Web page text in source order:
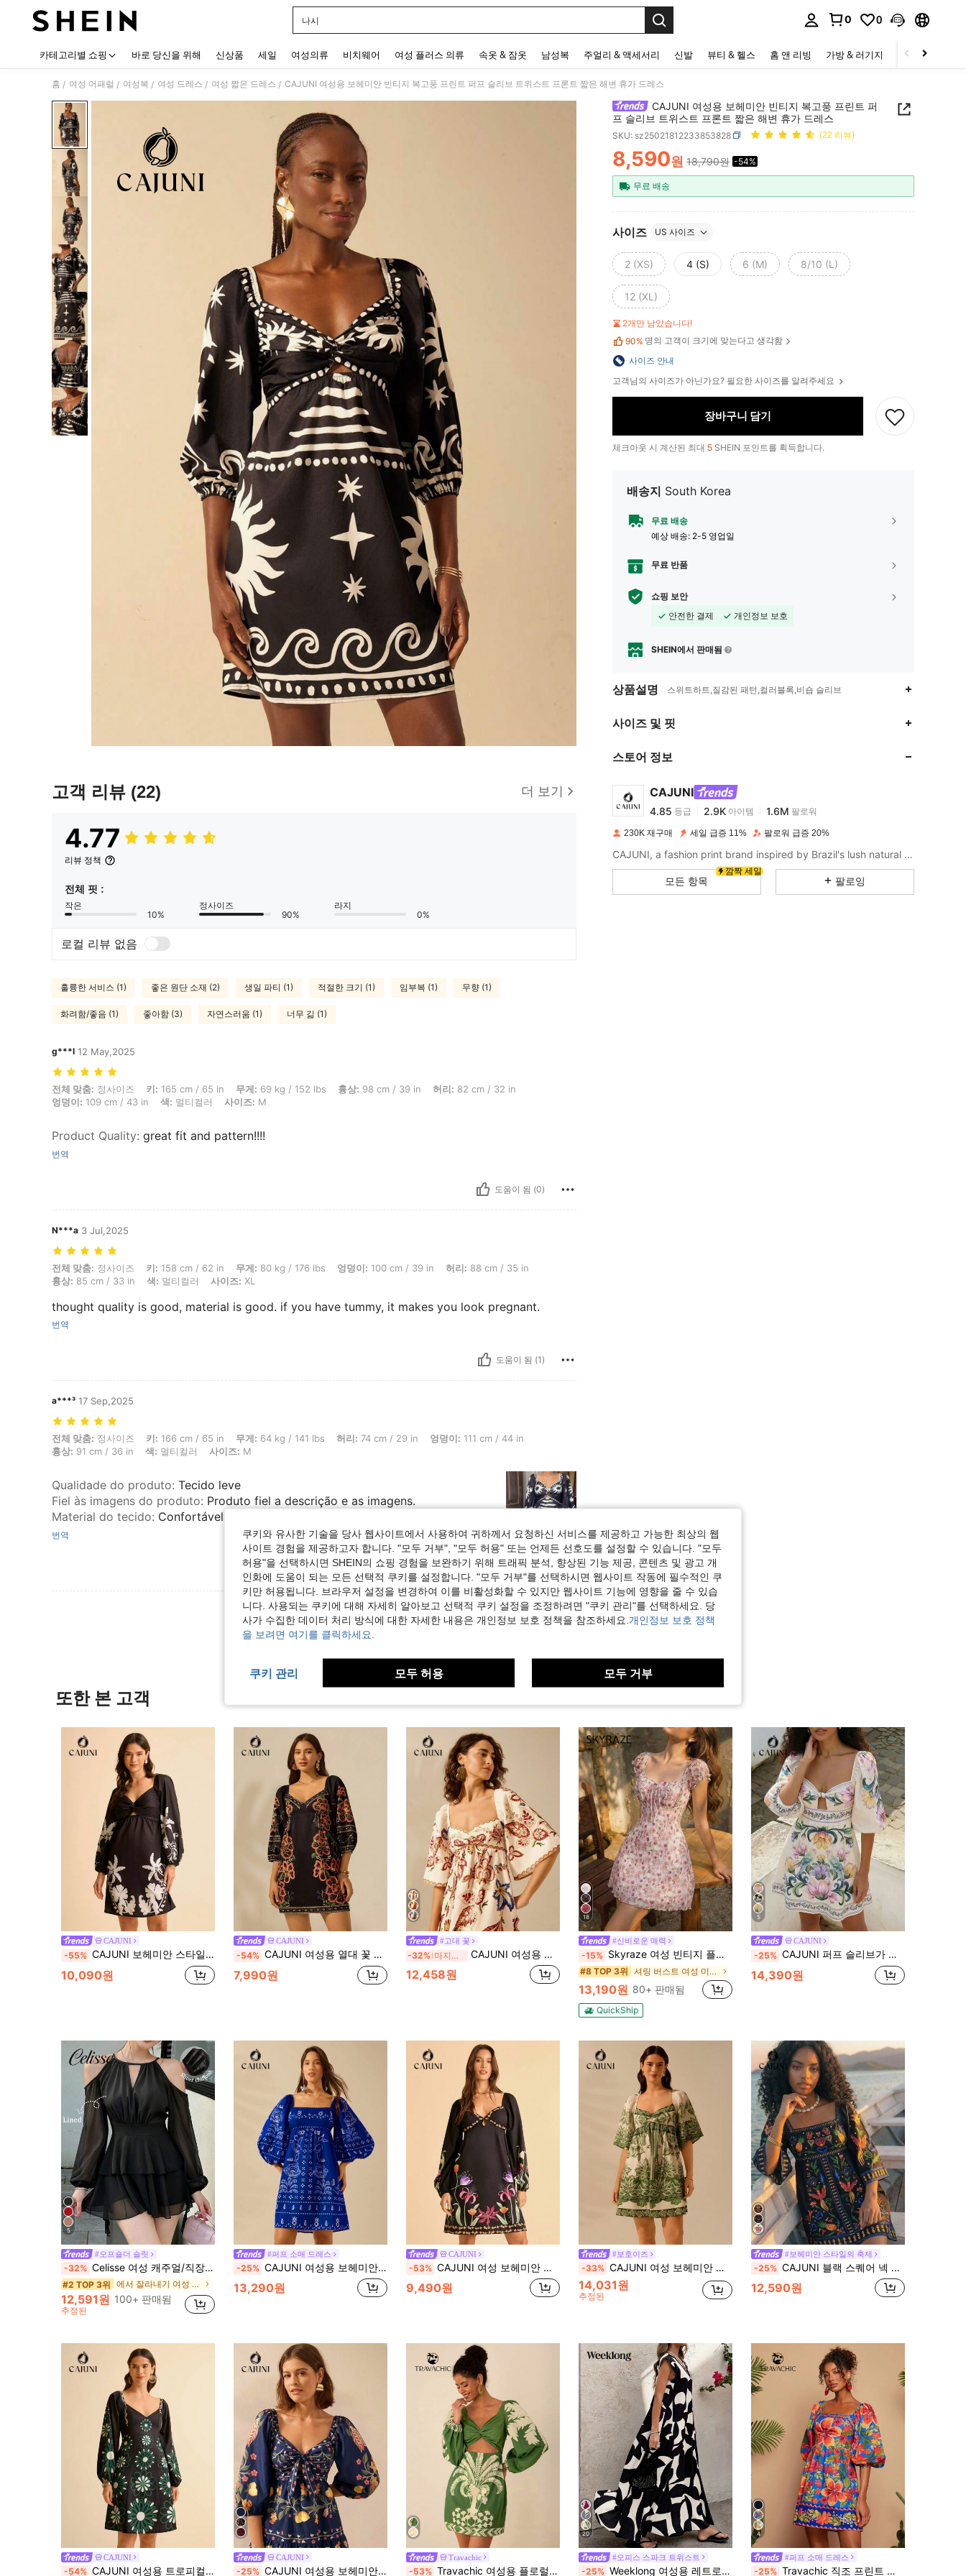
나시
0 0
카테고리별 쇼핑 바로 당신을 위해 신상품 세일 여성의류 비치웨어 여성 플러스 의류 속옷 & 잠옷 남성복 주얼리 & 액세서리 신발 뷰티 & 헬스 홈 앤 리빙 가방 & 러기지 스포츠 & 아웃
홈 / 여성 어패럴 / 여성복 / 여성 드레스 / 여성 짧은 드레스 / CAJUNI 여성용 보헤미안 빈티지 복고풍 프린트 퍼프 슬리브 트위스트 프론트 짧은 해변 휴가 드레스
고객 리뷰 (22) 더 보기
4.77
리뷰 정책
전체 핏 :
작은
10%
정사이즈
90%
라지
0%
로컬 리뷰 없음
훌륭한 서비스 (1) 좋은 원단 소재 (2) 생일 파티 (1) 적절한 크기 (1) 임부복 (1) 무향 (1)
화려함/좋음 (1) 좋아함 (3) 자연스러움 (1) 너무 긺 (1)
g***l 12 May,2025
전체 맞춤: 정사이즈, 키: 165 cm / 65 in, 무게: 69 kg / 152 lbs, 흉상: 98 cm / 39 in, 허리: 82 cm / 32 in, 엉덩이: 109 cm / 43 in, 색: 멀티컬러, 사이즈: M
전체 맞춤: 정사이즈 키: 165 cm / 65 in 무게: 69 kg / 152 lbs 흉상: 98 cm / 39 in 허리: 82 cm / 32 in
엉덩이: 109 cm / 43 in 색: 멀티컬러 사이즈: M
Product Quality: great fit and pattern!!!!
번역
도움이 됨 (0)
N***a 3 Jul,2025
전체 맞춤: 정사이즈, 키: 158 cm / 62 in, 무게: 80 kg / 176 lbs, 엉덩이: 100 cm / 39 in, 허리: 88 cm / 35 in, 흉상: 85 cm / 33 in, 색: 멀티컬러, 사이즈: XL
전체 맞춤: 정사이즈 키: 158 cm / 62 in 무게: 80 kg / 176 lbs 엉덩이: 100 cm / 39 in 허리: 88 cm / 35 in
흉상: 85 cm / 33 in 색: 멀티컬러 사이즈: XL
thought quality is good, material is good. if you have tummy, it makes you look pregnant.
번역
도움이 됨 (1)
a***³ 17 Sep,2025
전체 맞춤: 정사이즈, 키: 166 cm / 65 in, 무게: 64 kg / 141 lbs, 허리: 74 cm / 29 in, 엉덩이: 111 cm / 44 in, 흉상: 91 cm / 36 in, 색: 멀티컬러, 사이즈: M
전체 맞춤: 정사이즈 키: 166 cm / 65 in 무게: 64 kg / 141 lbs 허리: 74 cm / 29 in 엉덩이: 111 cm / 44 in
흉상: 91 cm / 36 in 색: 멀티컬러 사이즈: M
Qualidade do produto: Tecido leve
Fiel às imagens do produto: Produto fiel a descrição e as imagens.
Material do tecido: Confortável
번역
도움이 됨 (4)
리뷰 더 보기
CAJUNI 여성용 보헤미안 빈티지 복고풍 프린트 퍼
프 슬리브 트위스트 프론트 짧은 해변 휴가 드레스
SKU: sz25021812233853828 (22 리뷰)
PRICE AND AVAILABILITY
8,590원 18,790원 -54%
무료 배송
사이즈 US 사이즈
2 (XS) 4 (S) 6 (M) 8/10 (L)
12 (XL)
2개만 남았습니다!
90% 명의 고객이 크기에 맞는다고 생각함
사이즈 안내
고객님의 사이즈가 아닌가요? 필요한 사이즈를 알려주세요
장바구니 담기
체크아웃 시 계산된 최대 5 SHEIN 포인트를 획득합니다.
배송지 South Korea
무료 배송
예상 배송: 2-5 영업일
무료 반품
쇼핑 보안
안전한 결제
개인정보 보호
SHEIN에서 판매됨
상품설명 스위트하트,질감된 패턴,컬러블록,비숍 슬리브
사이즈 및 핏
스토어 정보
CAJUNI
4.85
4.85
2.9K아이템
n***6 이(가)하루 전에지불됨
4.85 2.9K
230K 재구매 세일 급증 11% 팔로워 급증 20%
CAJUNI, a fashion print brand inspired by Brazil's lush natural landscape and rich cultural heritage.
깜짝 세일
모든 항목 팔로잉
또한 본 고객
CAJUNI
-55% CAJUNI 보헤미안 스타일 코코넛 트리 프린트 여성 리조트 스타일 트위스트 프런트 퍼프 슬리브 블랙 비치 휴가 미니 드레스
10,090원
CAJUNI
-54% CAJUNI 여성용 열대 꽃 프린트 블랙 랜턴 슬리브 짧은 캐주얼 드레스
7,990원
#고대 꽃
-32% 마지막 3일 CAJUNI 여성용 보헤미안 열대 플로럴 프린트, 빈티지 휴가 캐주얼 미니 드레스
12,458원
18
#신비로운 매력
-15% Skyraze 여성 빈티지 플로럴 프린트 매듭 가슴 러치드 라운드 넥라인 민소매 여름 드레스
#8 TOP 3위 셔링 버스트 여성 미니 드레스
13,190원 80+ 판매됨
QuickShip
5
CAJUNI
-25% CAJUNI 퍼프 슬리브가 있는 우아한 짧은 흰색 드레스, 여름 플로럴 프린트, 로맨틱 디자인.
14,390원
5
#오프숄더 슬릿
-32% Celisse 여성 캐주얼/직장/데이트 콜드 숄더 랜턴 슬리브 허리 신치 레이어드 헴 숏 드레스, 봄/여름/가을
#2 TOP 3위 에서 잘라내기 여성 드레스
12,591원 100+ 판매됨
추정된
#퍼프 소매 드레스
-25% CAJUNI 여성용 보헤미안 빈티지 꽃 자수 반팔 캐주얼 드레스
13,290원
CAJUNI
-53% CAJUNI 여성 보헤미안 스타일 휴가 캐주얼 비치 식물 & 플로럴 프린트 랜턴 슬리브 미니 드레스
9,490원
#보호이즈
-33% CAJUNI 여성 보헤미안 열대 식물 그린 프린트, 비대칭 네크라인 플레어 슬리브 짧은 캐주얼 드레스, 휴가철 여름 드레스
14,031원
추정된
#보헤미안 스타일의 축제
-25% CAJUNI 블랙 스퀘어 넥 빈티지 스타일 미니 드레스, 여름 휴가, 하트 플라워
12,590원
CAJUNI
-54% CAJUNI 여성용 트로피컬 그린 프린트, 작은 브이넥 긴 소매 퍼프 소매 휴양지 스타일 미니 드레스
CAJUNI
-25% CAJUNI 여성용 보헤미안 빈티지 플로럴 레몬 프린트, 타이 프론트 랜턴 슬리브 숏 블랙 드레스
Travachic
-53% Travachic 여성용 플로럴 프린트 트위스트 프론트 홀로우 헴 짧은 소매 캐주얼 미니 드레스
20
#오피스 스파크 트위스트
-25% Weeklong 여성용 레트로 패턴 엑스트라 롱 드레스 가을 옷
4
#퍼프 소매 드레스
-25% Travachic 직조 프린트 스퀘어 네크 짧은 소매 여성 미니 드레스
쿠키와 유사한 기술을 당사 웹사이트에서 사용하여 귀하께서 요청하신 서비스를 제공하고 가능한 최상의 웹
사이트 경험을 제공하고자 합니다. "모두 거부", "모두 허용" 또는 언제든 선호도를 설정할 수 있습니다. "모두
허용"을 선택하시면 SHEIN의 쇼핑 경험을 보완하기 위해 트래픽 분석, 향상된 기능 제공, 콘텐츠 및 광고 개
인화에 도움이 되는 모든 선택적 쿠키를 설정합니다. "모두 거부"를 선택하시면 웹사이트 작동에 필수적인 쿠
키만 허용됩니다. 브라우저 설정을 변경하여 이를 비활성화할 수 있지만 웹사이트 기능에 영향을 줄 수 있습
니다. 사용되는 쿠키에 대해 자세히 알아보고 선택적 쿠키 설정을 조정하려면 "쿠키 관리"를 선택하세요. 당
사가 수집한 데이터 처리 방식에 대한 자세한 내용은 개인정보 보호 정책을 참조하세요. 개인정보 보호 정책
을 보려면 여기를 클릭하세요.
쿠키 관리 모두 허용 모두 거부